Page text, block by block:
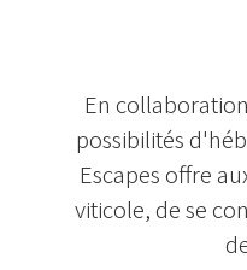
En
possibilités
Escapes offre
viticole, de se